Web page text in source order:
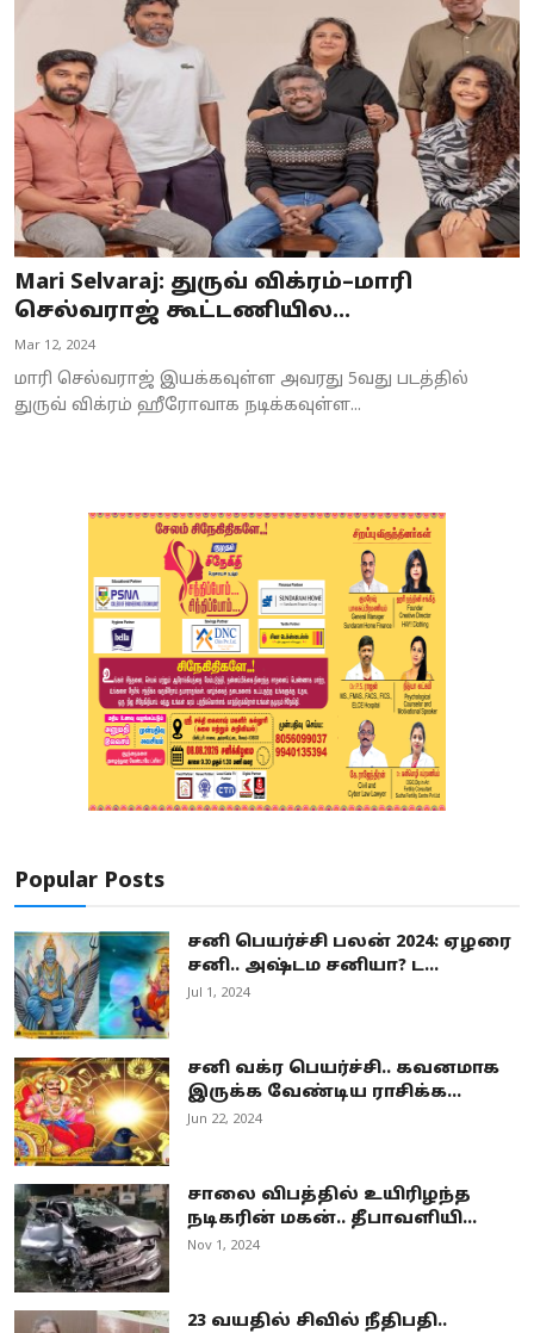
Mari Selvaraj: துருவ் விக்ரம்–மாரி
செல்வராஜ் கூட்டணியில...
Mar 12, 2024
மாரி செல்வராஜ் இயக்கவுள்ள அவரது 5வது படத்தில்
துருவ் விக்ரம் ஹீரோவாக நடிக்கவுள்ள...
Popular Posts
சனி பெயர்ச்சி பலன் 2024: ஏழரை
சனி.. அஷ்டம சனியா? ட...
Jul 1, 2024
சனி வக்ர பெயர்ச்சி.. கவனமாக
இருக்க வேண்டிய ராசிக்க...
Jun 22, 2024
சாலை விபத்தில் உயிரிழந்த
நடிகரின் மகன்.. தீபாவளியி...
Nov 1, 2024
23 வயதில் சிவில் நீதிபதி..